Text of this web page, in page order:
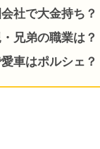
社で大金持ち？
兄弟の職業は？
車はポルシェ？